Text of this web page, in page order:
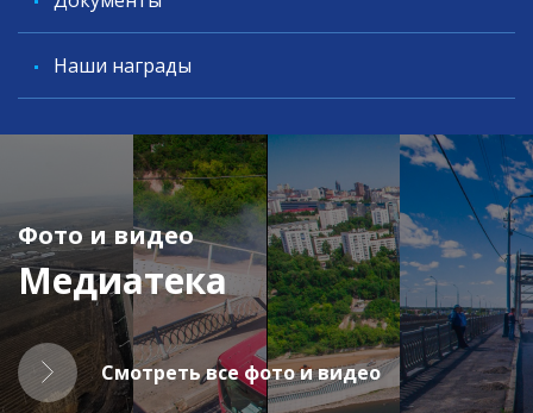
Наши награды
Фото и видео
Медиатека
Смотреть все фото и видео